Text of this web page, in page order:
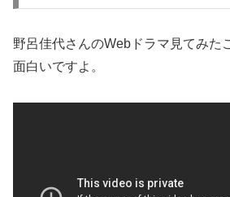
野呂佳代さんのWebドラマ見てみた
面白いですよ。